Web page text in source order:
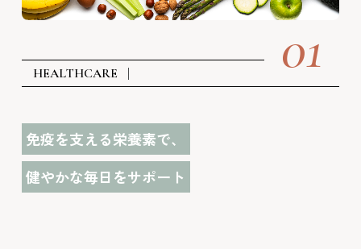
HEALTHCARE 01
免疫を支える栄養素で、
健やかな毎日をサポート